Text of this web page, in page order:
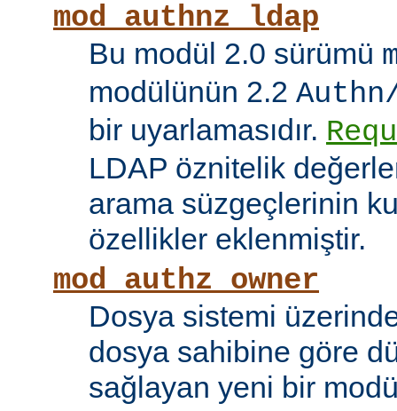
mod_authnz_ldap
Bu modül 2.0 sürümü
modülünün 2.2
bir uyarlamasıdır.
LDAP öznitelik
arama süzgeçlerinin
özellikler eklenmiştir.
mod_authz_owner
Dosya sistemi
dosya sahibine göre
sağlayan yeni bir